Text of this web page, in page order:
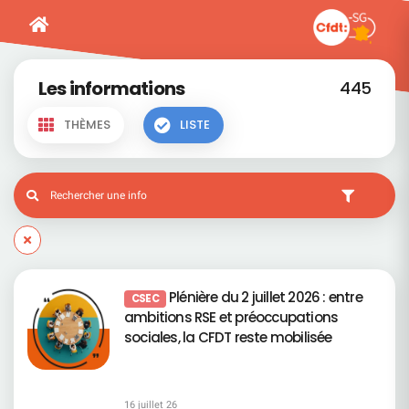
Les informations 445
THÈMES LISTE
CSEC Plénière du 2 juillet 2026 : entre
ambitions RSE et préoccupations
sociales, la CFDT reste mobilisée
16 juillet 26